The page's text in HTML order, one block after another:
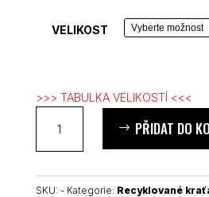
VELIKOST
>>> TABULKA VELIKOSTÍ <<<
Front
unisex
kraťasy
PŘIDAT DO
SKU: - Kategorie: Recyklované